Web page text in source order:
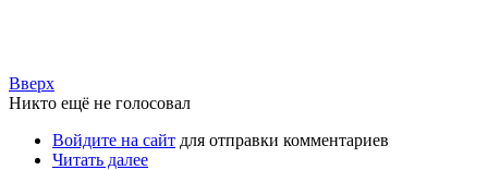
Вверх
Никто ещё не голосовал
Войдите на сайт для отправки комментариев
Читать далее